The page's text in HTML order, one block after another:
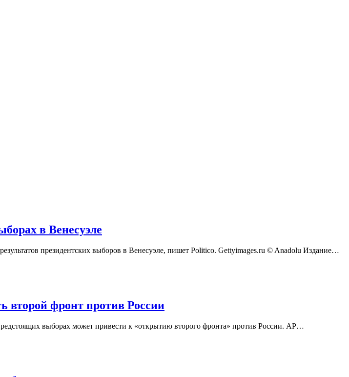
в Венесуэле
президентских выборов в Венесуэле, пишет Politico. Gettyimages.ru © Anadolu Издание…
второй фронт против России
выборах может привести к «открытию второго фронта» против России. AP…